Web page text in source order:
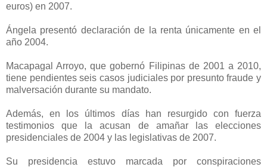
euros) en 2007.
Ángela presentó declaración de la renta únicamente en el
año 2004.
Macapagal Arroyo, que gobernó Filipinas de 2001 a 2010,
tiene pendientes seis casos judiciales por presunto fraude y
malversación durante su mandato.
Además, en los últimos días han resurgido con fuerza
testimonios que la acusan de amañar las elecciones
presidenciales de 2004 y las legislativas de 2007.
Su presidencia estuvo marcada por conspiraciones